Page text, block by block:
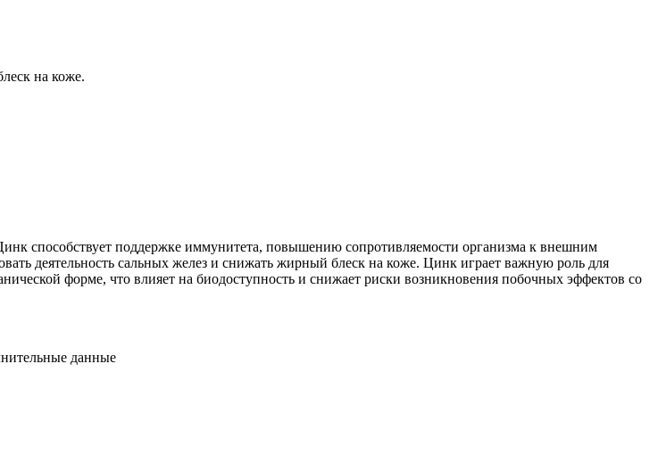
на коже.
способствует поддержке иммунитета, повышению сопротивляемости организма к внешним
деятельность сальных желез и снижать жирный блеск на коже. Цинк играет важную роль для
форме, что влияет на биодоступность и снижает риски возникновения побочных эффектов со
данные